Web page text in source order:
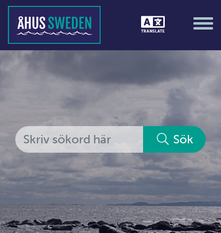
TRANSLATE
Tävlingar &amp; matcher
Alla medlemmar
Ekonomi &amp; juridik
Hantverkare
Hus &amp; hem
Ideella föreningar
Sök